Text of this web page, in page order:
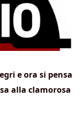
e ora si pensa
alla clamorosa